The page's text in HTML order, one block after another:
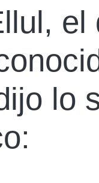
el
lo